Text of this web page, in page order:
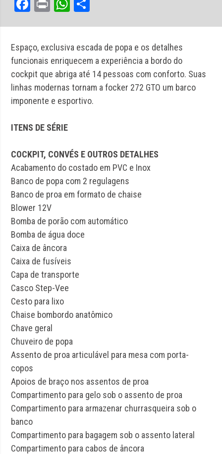
Espaço, exclusiva escada de popa e os detalhes
funcionais enriquecem a experiência a bordo do
cockpit que abriga até 14 pessoas com conforto. Suas
linhas modernas tornam a focker 272 GTO um barco
imponente e esportivo.
ITENS DE SÉRIE
COCKPIT, CONVÉS E OUTROS DETALHES
Acabamento do costado em PVC e Inox
Banco de popa com 2 regulagens
Banco de proa em formato de chaise
Blower 12V
Bomba de porão com automático
Bomba de água doce
Caixa de âncora
Caixa de fusíveis
Capa de transporte
Casco Step-Vee
Cesto para lixo
Chaise bombordo anatômico
Chave geral
Chuveiro de popa
Assento de proa articulável para mesa com porta-
copos
Apoios de braço nos assentos de proa
Compartimento para gelo sob o assento de proa
Compartimento para armazenar churrasqueira sob o
banco
Compartimento para bagagem sob o assento lateral
Compartimento para cabos de âncora
Facebook
PrintWhatsApp